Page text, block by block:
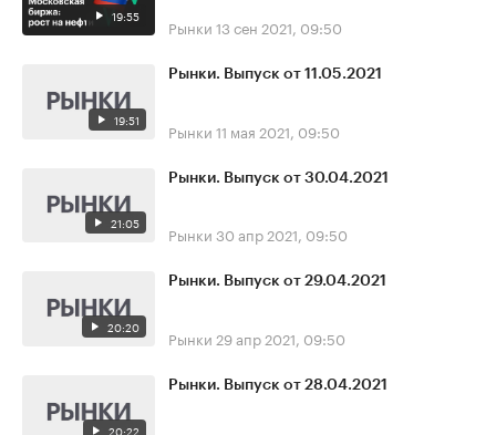
19:55 Рынки 13 сен 2021, 09:50
19:51
Рынки. Выпуск от 11.05.2021
Рынки 11 мая 2021, 09:50
21:05
Рынки. Выпуск от 30.04.2021
Рынки 30 апр 2021, 09:50
20:20
Рынки. Выпуск от 29.04.2021
Рынки 29 апр 2021, 09:50
20:22
Рынки. Выпуск от 28.04.2021